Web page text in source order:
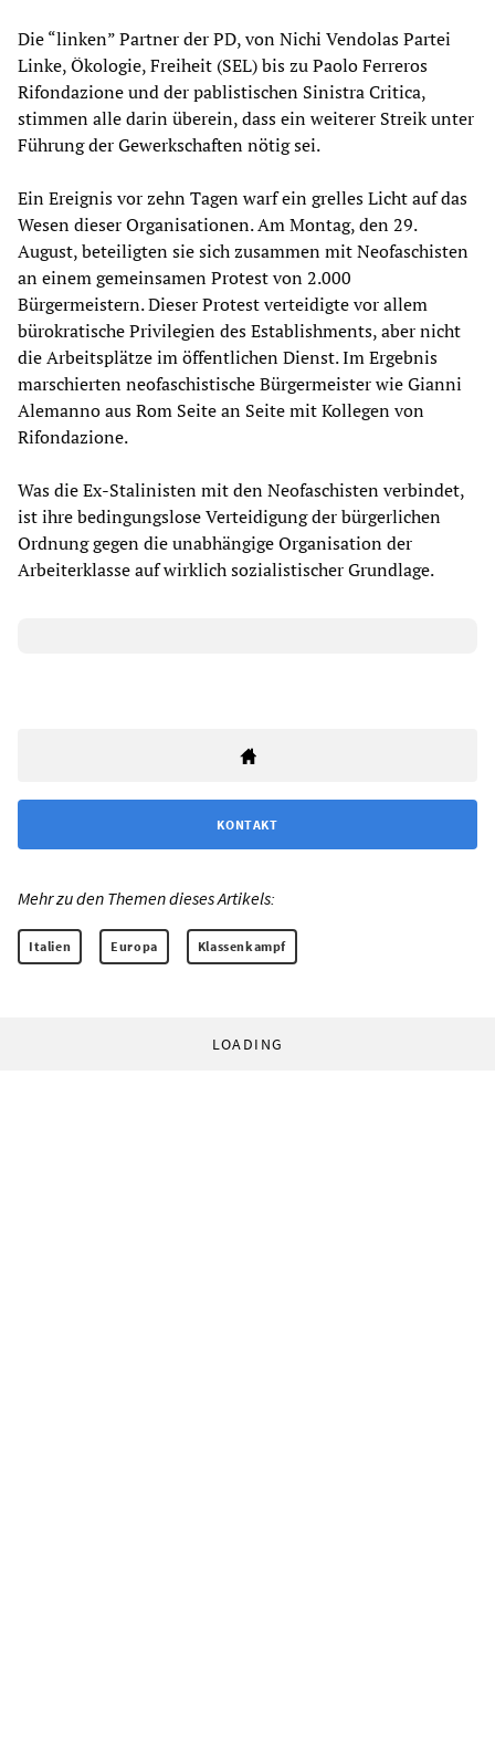
Die “linken” Partner der PD, von Nichi Vendolas Partei
Linke, Ökologie, Freiheit (SEL) bis zu Paolo Ferreros
Rifondazione und der pablistischen Sinistra Critica,
stimmen alle darin überein, dass ein weiterer Streik unter
Führung der Gewerkschaften nötig sei.
Ein Ereignis vor zehn Tagen warf ein grelles Licht auf das
Wesen dieser Organisationen. Am Montag, den 29.
August, beteiligten sie sich zusammen mit Neofaschisten
an einem gemeinsamen Protest von 2.000
Bürgermeistern. Dieser Protest verteidigte vor allem
bürokratische Privilegien des Establishments, aber nicht
die Arbeitsplätze im öffentlichen Dienst. Im Ergebnis
marschierten neofaschistische Bürgermeister wie Gianni
Alemanno aus Rom Seite an Seite mit Kollegen von
Rifondazione.
Was die Ex-Stalinisten mit den Neofaschisten verbindet,
ist ihre bedingungslose Verteidigung der bürgerlichen
Ordnung gegen die unabhängige Organisation der
Arbeiterklasse auf wirklich sozialistischer Grundlage.
KONTAKT
Mehr zu den Themen dieses Artikels:
Italien Europa Klassenkampf
LOADING